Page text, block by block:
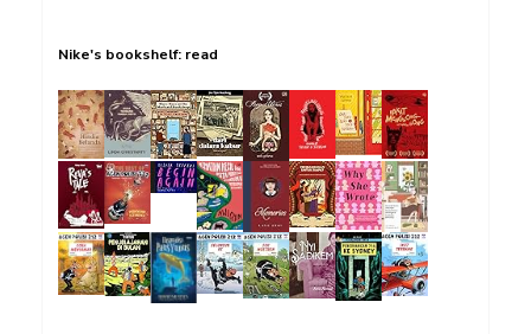
Nike's bookshelf: read